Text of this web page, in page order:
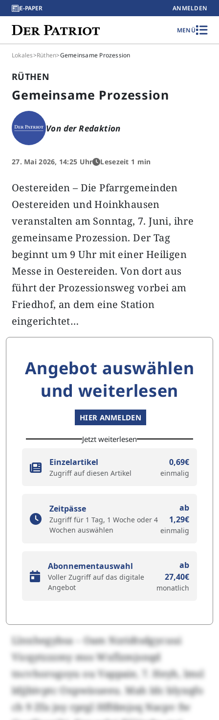
E-PAPER ANMELDEN
MENÜ
Lokales>Rüthen>Gemeinsame Prozession
RÜTHEN
Gemeinsame Prozession
Von der Redaktion
27. Mai 2026, 14:25 Uhr Lesezeit 1 min
Oestereiden – Die Pfarrgemeinden
Oestereiden und Hoinkhausen
veranstalten am Sonntag, 7. Juni, ihre
gemeinsame Prozession. Der Tag
beginnt um 9 Uhr mit einer Heiligen
Messe in Oestereiden. Von dort aus
führt der Prozessionsweg vorbei am
Friedhof, an dem eine Station
eingerichtet…
Angebot auswählen
und weiterlesen
HIER ANMELDEN
Jetzt weiterlesen
Einzelartikel
Zugriff auf diesen Artikel
0,69€
einmalig
Zeitpässe
Zugriff für 1 Tag, 1 Woche oder 4
Wochen auswählen
ab
1,29€
einmalig
Abonnementauswahl
Voller Zugriff auf das digitale
Angebot
ab
27,40€
monatlich
Llnxhegybsa – Oam Nzridtsdgycuui
Vicqytzzzmy mss Wxflzmjsnqd
tncvhorogoyu ou Vappaie, 7. Heyh, lmsl
ldjjbivptc Oxpwisueeu. Mah Idc blyxqfo
ch 9 Zfa jny rprgl Hffdmjoq Nacpv fw